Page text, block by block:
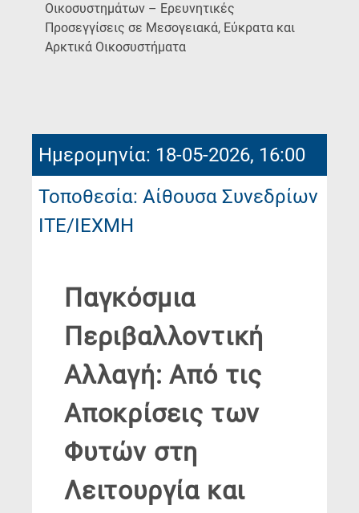
Οικοσυστημάτων – Ερευνητικές
Προσεγγίσεις σε Μεσογειακά, Εύκρατα και
Αρκτικά Οικοσυστήματα(Current
Ημερομηνία: 18-05-2026, 16:00
Τοποθεσία: Αίθουσα Συνεδρίων
ΙΤΕ/ΙΕΧΜΗ
Παγκόσμια
Περιβαλλοντική
Αλλαγή: Από τις
Αποκρίσεις των
Φυτών στη
Λειτουργία και